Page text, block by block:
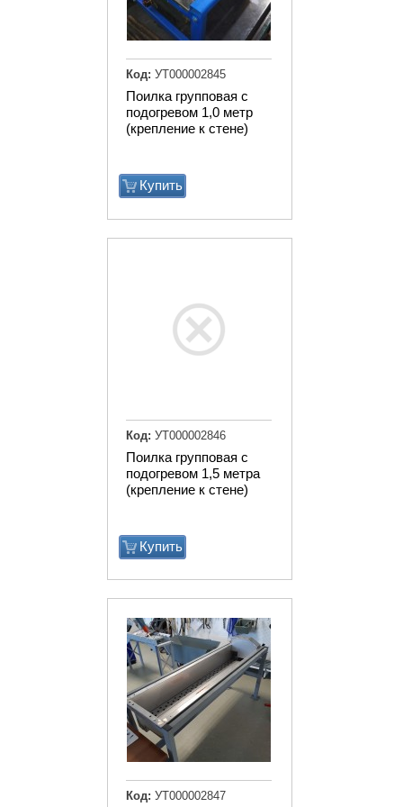
Поилка групповая с
подогревом 1,0 метр
(крепление к стене)
Купить
Код: УТ000002845
Поилка групповая с
подогревом 1,5 метра
(крепление к стене)
Купить
Код: УТ000002846
Код: УТ000002847